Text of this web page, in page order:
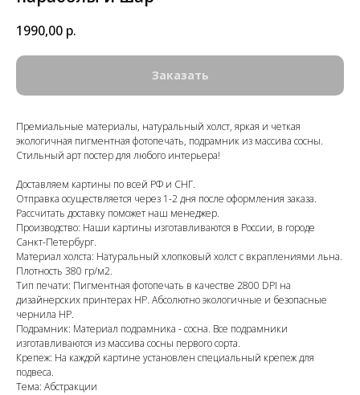
1990,00 р.
Заказать
Премиальные материалы, натуральный холст, яркая и четкая
экологичная пигментная фотопечать, подрамник из массива сосны.
Стильный арт постер для любого интерьера!
Доставляем картины по всей РФ и СНГ.
Отправка осуществляется через 1-2 дня после оформления заказа.
Рассчитать доставку поможет наш менеджер.
Производство: Наши картины изготавливаются в России, в городе
Санкт-Петербург.
Материал холста: Натуральный хлопковый холст с вкраплениями льна.
Плотность 380 гр/м2.
Тип печати: Пигментная фотопечать в качестве 2800 DPI на
дизайнерских принтерах HP. Абсолютно экологичные и безопасные
чернила HP.
Подрамник: Материал подрамника - сосна. Все подрамники
изготавливаются из массива сосны первого сорта.
Крепеж: На каждой картине установлен специальный крепеж для
подвеса.
Тема: Абстракции